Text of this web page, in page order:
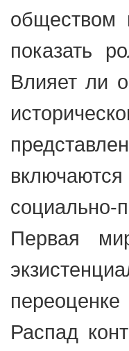
обществом
показать
Влияет ли
социально-
Первая
Распад